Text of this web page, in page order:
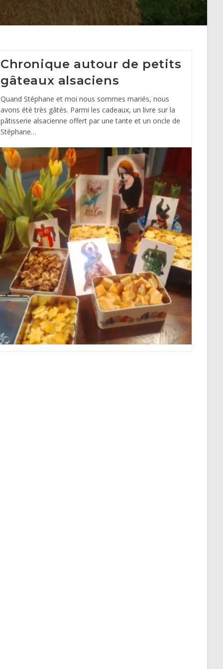
Chronique autour de petits
gâteaux alsaciens
Quand Stéphane et moi nous sommes mariés, nous
avons été très gâtés. Parmi les cadeaux, un livre sur la
pâtisserie alsacienne offert par une tante et un oncle de
Stéphane…